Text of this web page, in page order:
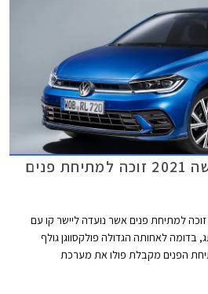
פולו המחודשת 2021, זוכה למתיחת פנים אשר נועדה ליישר קו עם
לאחותה הגדולה פולקסווגן גולף
הפנים מקבלת פולו את מערכת